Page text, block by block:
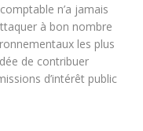
n’a jamais
à bon nombre
les plus
de contribuer
d’intérêt public